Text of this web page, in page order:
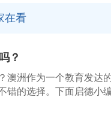
在看
？
澳洲作为一个教育发达
错的选择。下面启德小